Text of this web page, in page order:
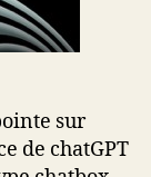
sur
de chatGPT